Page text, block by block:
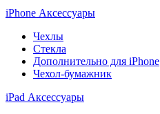
iPhone Аксессуары
Чехлы
Стекла
Дополнительно для iPhone
Чехол-бумажник
iPad Аксессуары